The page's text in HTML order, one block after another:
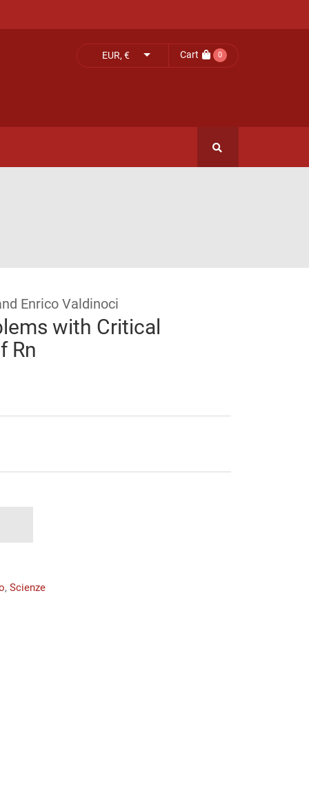
EUR, € Cart 0
Enrico Valdinoci
with Critical
Rn
, Scienze